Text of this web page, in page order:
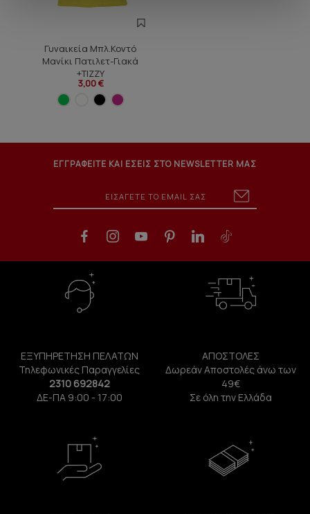
Γυναικεία Μπλ.Κοντό
Μανίκι Πατιλετ-Γιακά
+TIZZY
3,00 €
ΕΓΓΡΑΦΕΙΤΕ ΚΑΙ ΕΣΕΙΣ ΣΤΟ NEWSLETTER ΜΑΣ
ΕΞΥΠΗΡΕΤΗΣΗ ΠΕΛΑΤΩΝ
Τηλεφωνικές Παραγγελίες
2310 692842
ΔΕ-ΠΑ 9:00 - 17:00
ΑΠΟΣΤΟΛΕΣ
Δωρεάν Αποστολές άνω των
49€
Σε όλη την Ελλάδα